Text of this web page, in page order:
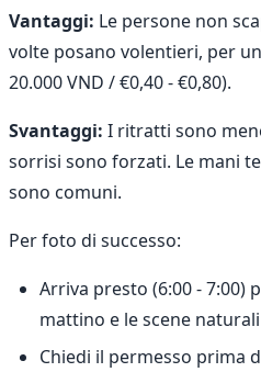
Vantaggi: Le persone non
volte posano volentieri, per
20.000 VND / €0,40 - €0,80).
Svantaggi: I ritratti sono
sorrisi sono forzati. Le mani
sono comuni.
Per foto di successo:
Arriva presto (6:00 - 7:00)
mattino e le scene naturali
Chiedi il permesso prima